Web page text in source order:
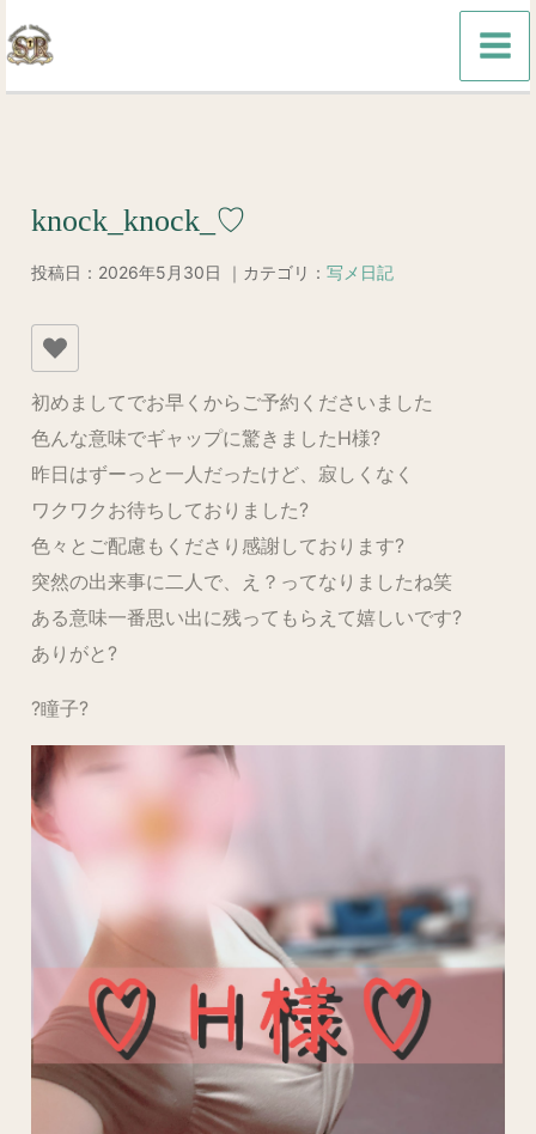
容
を
knock_knock_♡
投稿日：2026年5月30日 ｜カテゴリ： 写メ日記
初めましてでお早くからご予約くださいました
色んな意味でギャップに驚きましたH様?
昨日はずーっと一人だったけど、寂しくなく
ワクワクお待ちしておりました?
色々とご配慮もくださり感謝しております?
突然の出来事に二人で、え？ってなりましたね笑
ある意味一番思い出に残ってもらえて嬉しいです?
ありがと?
?瞳子?